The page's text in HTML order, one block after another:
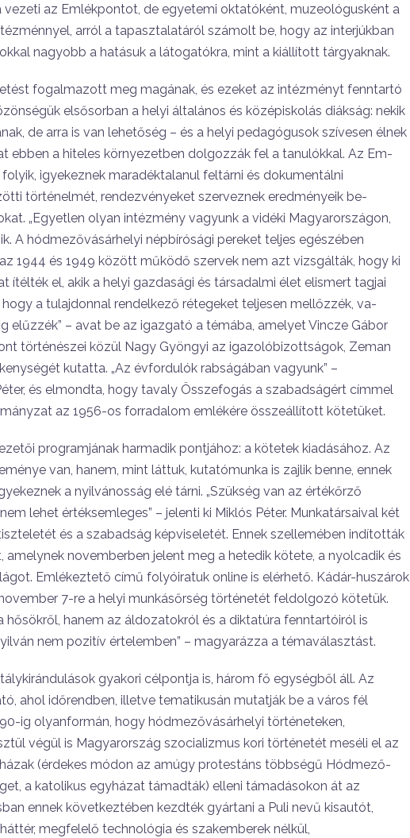
vezeti az Emlékpontot, de egyetemi ok­tatóként, muzeológusként a
arról a tapasztalatáról számolt be, hogy az interjúkban
nagyobb a hatásuk a lá­togatókra, mint a kiállított tárgyaknak.
fogalmazott meg magának, és eze­ket az intézményt fenntartó
első­sorban a helyi általános és középisko­lás diákság: nekik
de arra is van le­hetőség – és a helyi pedagógusok szívesen élnek
ebben a hiteles környezet­ben dolgozzák fel a tanulókkal. Az Em­
igyekeznek maradéktalanul feltár­ni és dokumentálni
történelmét, rendez­vényeket szerveznek eredményeik be­
„Egyetlen olyan intézmény vagyunk a vidéki Magyarországon,
A hódmezővá­sárhelyi népbírósági pereket teljes egé­szében
1944 és 1949 között működő szervek nem azt vizsgálták, hogy ki
ítélték el, akik a helyi gazdasági és társadalmi élet elismert tagjai
a tulajdonnal rendelkező rétegeket teljesen mellőzzék, va­
el­űzzék” – avat be az igazgató a témába, amelyet Vincze Gábor
történészei kö­zül Nagy Gyöngyi az igazolóbizottsá­gok, Zeman
kutatta. „Az évfordu­lók rabságában vagyunk” –
és elmond­ta, hogy tavaly Összefogás a szabadsá­gért címmel
az 1956-os forra­dalom emlékére összeállított kötetüket.
programjának harmadik pont­jához: a kötetek kiadásához. Az
van, hanem, mint láttuk, kutatómun­ka is zajlik benne, ennek
a nyil­vánosság elé tárni. „Szükség van az ér­tékőrző
lehet értéksemleges” – jelenti ki Miklós Péter. Munkatársaival két
és a szabadság képviseletét. Ennek szel­lemében indították
november­ben jelent meg a hetedik kötete, a nyol­cadik és
Emlékeztető című folyóira­tuk online is elérhető. Kádár-huszárok
7-re a helyi munkásőrség tör­ténetét feldolgozó kötetük.
hősökről, hanem az áldozatokról és a diktatúra fenntar­tóiról is
nem pozitív értelemben” – magyarázza a témaválasztást.
gyakori célpontja is, három fő egységből áll. Az
ahol időrend­ben, illetve tematikusán mutatják be a város fél
ig olyanformán, hogy hódmezővá­sárhelyi történeteken,
végül is Ma­gyarország szocializmus kori történe­tét meséli el az
(érdekes módon az amúgy protestáns többségű Hódmező­
a katolikus egyházat támadták) elleni tá­madásokon át az
ennek következté­ben kezdték gyártani a Puli nevű kisau­tót,
megfelelő technológia és szak­emberek nélkül,